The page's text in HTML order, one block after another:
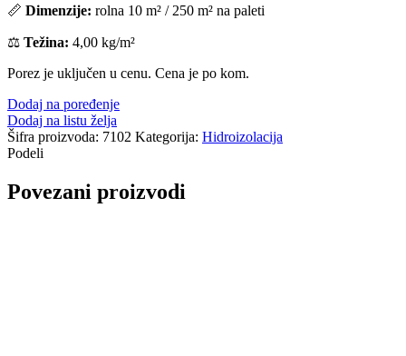
📏 Dimenzije: rolna 10 m² / 250 m² na paleti
⚖️ Težina: 4,00 kg/m²
Porez je uključen u cenu. Cena je po kom.
Dodaj na poređenje
Dodaj na listu želja
Šifra proizvoda: 7102 Kategorija: Hidroizolacija
Podeli
Povezani proizvodi